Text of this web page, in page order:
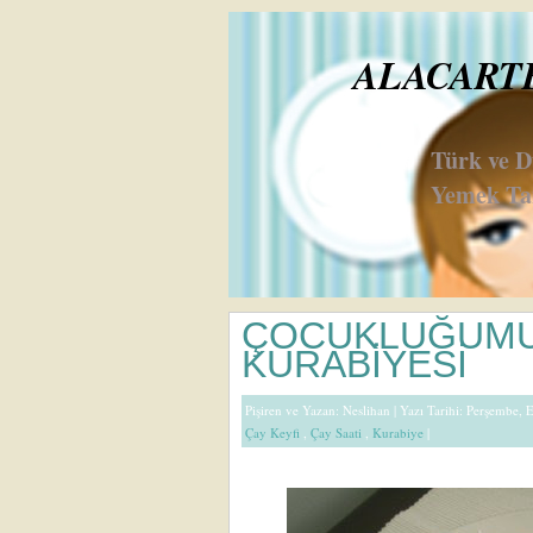
Türk ve
Yemek
KURABİYESİ
Pişiren ve Yazan: Neslihan | Yazı Tarihi: Perşembe,
Çay Keyfi , Çay Saati , Kurabiye |